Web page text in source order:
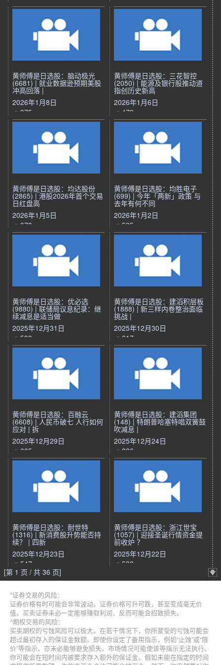
黄师傅是日选股：脑动极光
(6681) | 就业数据逊预期美股
冲高回落 |
2026年1月8日
375
黄师傅是日选股：三花智控
(2050) | 能源及银行股推动道
指创历史新高
2026年1月6日
479
黄师傅是日选股：均达股份
(2865) | 港股2026年首个交易
日红盘高
2026年1月5日
673
黄师傅是日选股：均胜电子
(699) | 今年「两新」政策 与
去年有何不同
2026年1月2日
595
黄师傅是日选股：优必选
(9880) | 联储局议息纪录：继
续减息是适当做
2025年12月31日
530
黄师傅是日选股：建滔积层板
(1888) | 新三样内卷整治面临
挑战 |
2025年12月30日
617
黄师傅是日选股：百融云
(6608) | 人民币破七 人行如何
应对 | 拆
2025年12月29日
605
黄师傅是日选股：建滔集团
(148) | 特朗普哈塞特唱双簧鼓
吹减息 |
2025年12月24日
826
黄师傅是日选股：耐世特
(1316) | 新消费股升势能否持
续？ | 四新
2025年12月23日
547
黄师傅是日选股：浙江世宝
(1057) | 迎接圣诞行情资金提
前收炉 ？
2025年12月22日
532
[第 1 页 / 共 36 页]
*证券交易的风险：
证券价格有时可能会非常波动。证券价格可升可跌，甚至变成毫无价
值。买卖证券未必一定能够赚取利润，反而可能会招致损失。
^期权交易的风险：
买卖期权的亏蚀风险可以极大。在若干情况下，你所蒙受的亏蚀可能会
超过最初存入的保证金数额。即使你设定了备用指示，例如“止蚀”或“限
价”等指示，亦未必能够避免损失。市场情况可能使该等指示无法执行。
你可能会在短时间内被要求存入额外的保证金。假如未能在指定的时间